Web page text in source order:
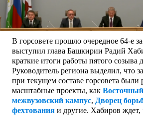
В горсовете прошло очередное 64-е
выступил глава Башкирии Радий
краткие итоги работы пятого созыва
Руководитель региона выделил, что
при текущем составе горсовета были
масштабные проекты, как
межвузовский кампус, Дворец
фехтования и другие. Хабиров ждет,